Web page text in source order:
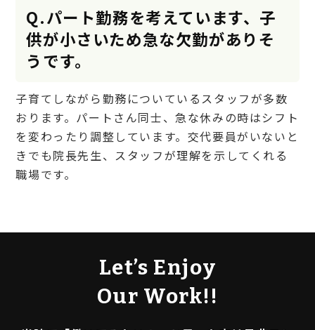
Q.パート勤務を考えています、子
供が小さいため急な欠勤がありそ
うです。
子育てしながら勤務についているスタッフが多数
おります。パートさん同士、急な休みの時はシフト
を変わったり調整しています。交代要員がいないと
きでも院長先生、スタッフが理解を示してくれる
職場です。
Let’s Enjoy
Our Work!!